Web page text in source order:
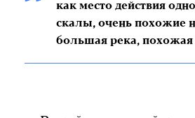
как место действия
скалы, очень похожие
большая река, похожая